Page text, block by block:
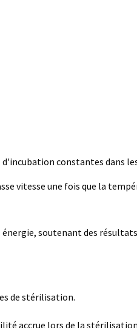
constantes dans
vitesse une fois que la
soutenant des
de stérilisation.
accrue lors de la